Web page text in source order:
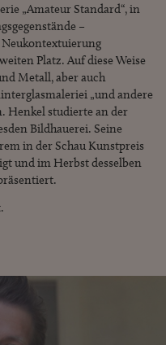
„Amateur Standard“, in
–
Neukontextuierung
Platz. Auf diese Weise
Metall, aber auch
„und andere
Henkel studierte an der
Bildhauerei. Seine
in der Schau Kunstpreis
und im Herbst desselben